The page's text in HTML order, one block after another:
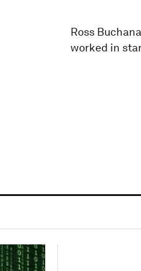
Ross
worked in